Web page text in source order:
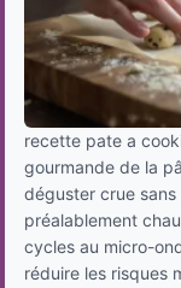
recette pate a
gourmande de la
déguster crue
préalablement
cycles au micro-
réduire les risques